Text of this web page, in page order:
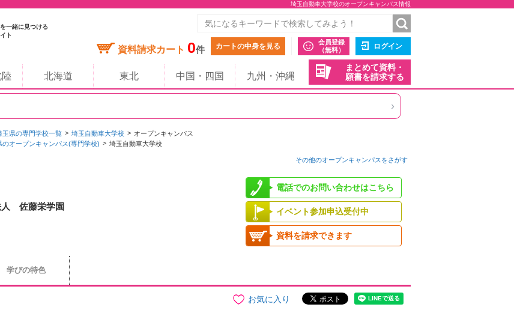
埼玉自動車大学校のオープンキャンパス情報
一緒に見つける
ト
資料請求カート 0件 カートの中身を見る
会員登録
（無料）
ログイン
まとめて資料・
願書を請求する
北海道 東北 中国・四国 九州・沖縄
›
玉県の専門学校一覧 埼玉自動車大学校
オープンキャンパス
のオープンキャンパス(専門学校) 埼玉自動車大学校
その他のオープンキャンパスをさがす
人 佐藤栄学園
電話でのお問い合わせはこちら
イベント参加申込受付中
資料を請求できます
学びの特色
お気に入り